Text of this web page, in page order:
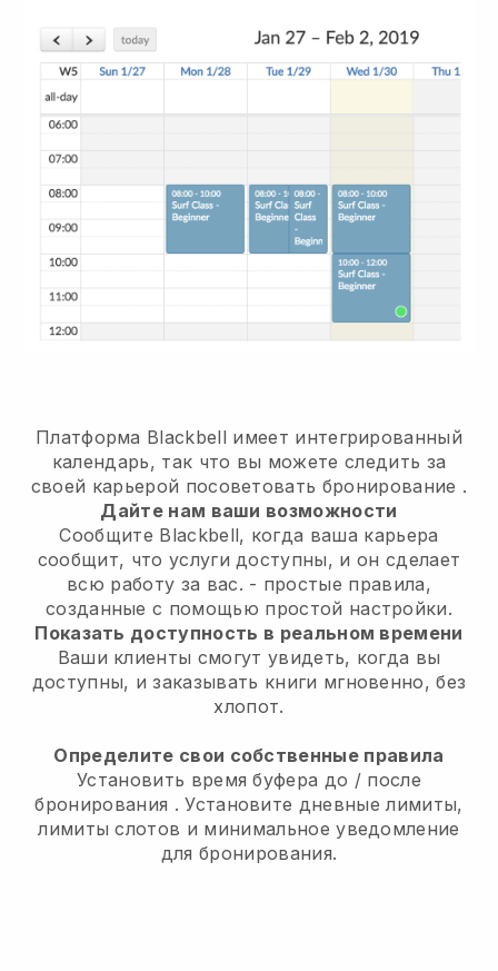
Платформа Blackbell имеет интегрированный
календарь, так что вы можете следить за
своей карьерой посоветовать бронирование .
Дайте нам ваши возможности
Сообщите Blackbell, когда ваша карьера
сообщит, что услуги доступны, и он сделает
всю работу за вас. - простые правила,
созданные с помощью простой настройки.
Показать доступность в реальном времени
Ваши клиенты смогут увидеть, когда вы
доступны, и заказывать книги мгновенно, без
хлопот.
Определите свои собственные правила
Установить время буфера до / после
бронирования . Установите дневные лимиты,
лимиты слотов и минимальное уведомление
для бронирования.